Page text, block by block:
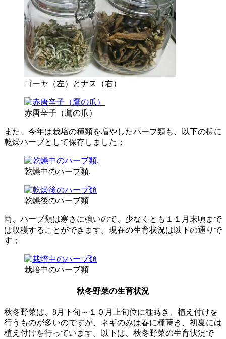
ゴーヤ（左）とナス（右）
赤唐辛子（鷹の爪）
また、今年は栽培の種類を増やしたハーブ類も、以下の様に
乾燥ハーブとして保存しました；
乾燥中のハーブ類.
乾燥後のハーブ類
尚、ハーブ類は寒さに強いので、少なくとも１１月末頃まで
は収穫することができます。現在の生育状況は以下の通りで
す；
栽培中のハーブ類
秋冬野菜の生育状況
秋冬野菜は、8月下旬～１０月上旬位に種蒔き、植え付けを
行うものが多いのですが、ネギのみは春に種蒔き、初夏には
植え付けを行っています。以下は、秋冬野菜の生育状況で